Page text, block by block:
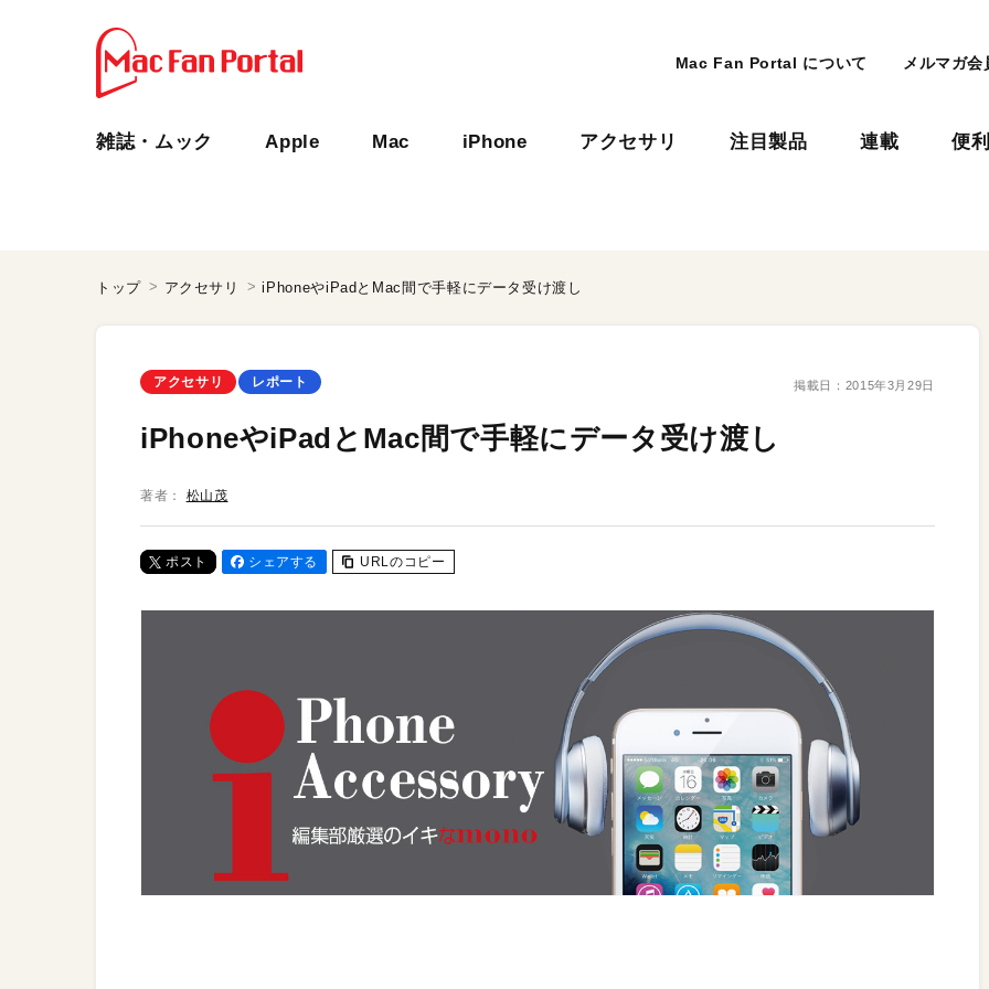
Mac Fan Portal について メルマガ会
雑誌・ムック Apple Mac iPhone アクセサリ 注目製品 連載 便
トップ アクセサリ iPhoneやiPadとMac間で手軽にデータ受け渡し
アクセサリ レポート 掲載日： 2015年3月29日
iPhoneやiPadとMac間で手軽にデータ受け渡し
著者： 松山茂
ポスト シェアする URLのコピー